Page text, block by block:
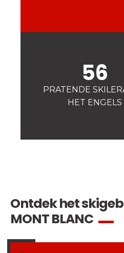
56
PRATENDE
HET ENGELS
Ontdek het
MONT BLANC